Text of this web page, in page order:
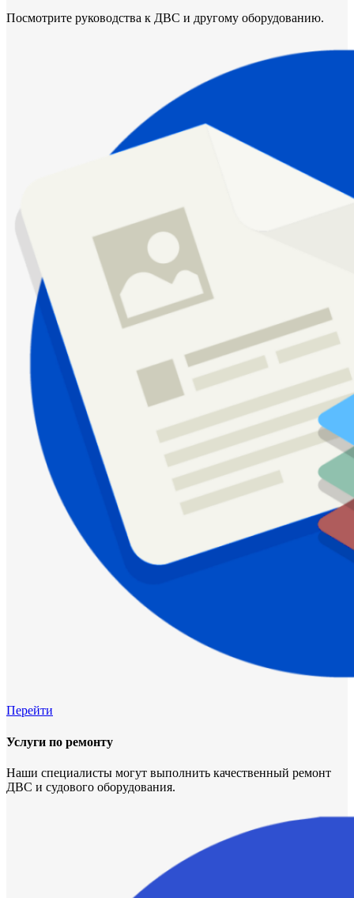
Посмотрите руководства к ДВС и другому оборудованию.
Перейти
Услуги по ремонту
Наши специалисты могут выполнить качественный ремонт
ДВС и судового оборудования.